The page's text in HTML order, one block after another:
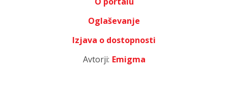
Oglaševanje
Izjava o dostopnosti
Avtorji: Emigma